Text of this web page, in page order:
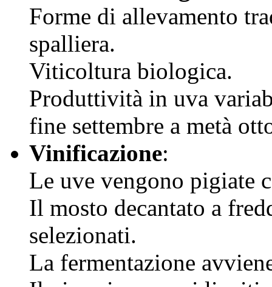
Forme di allevamento
spalliera.
Viticoltura biologica.
Produttività in uva
fine settembre a metà
Vinificazione:
Le uve vengono pigiate
Il mosto decantato a
selezionati.
La fermentazione